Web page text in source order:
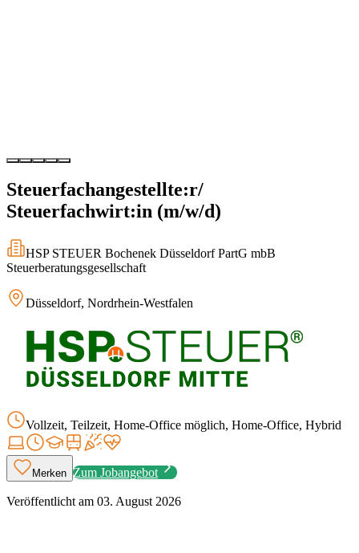
Steuerfachangestellte:r/
Steuerfachwirt:in (m/w/d)
HSP STEUER Bochenek Düsseldorf PartG mbB
Steuerberatungsgesellschaft
Düsseldorf, Nordrhein-Westfalen
Vollzeit, Teilzeit, Home-Office möglich, Home-Office, Hybrid
Merken Zum Jobangebot
Veröffentlicht am 03. August 2026